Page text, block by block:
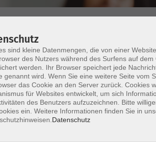
und streben eine Vertiefung Ihrer
erlernen Sie, in angemessener Form mit
die Grammatik systematisch und üben
Vorausgesetzt werden
(Lektion 1 bis 6) oder vergleichbare
willkommen. Die Teilnahme erfolgt mit
sind kleine Datenmengen, die von einer
des Nutzers während des Surfens auf
werden. Ihr Browser speichert jede
genannt wird. Wenn Sie eine weitere Seite vom
das Cookie an den Server zurück. Cookies
für Websites entwickelt, um sich
des Benutzers aufzuzeichnen. Bitte
ein. Weitere Informationen finden Sie in
Datenschutz